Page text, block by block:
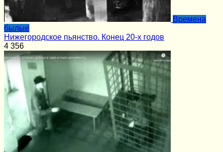
Времена
былые
Нижегородское пьянство. Конец 20-х годов
4 356